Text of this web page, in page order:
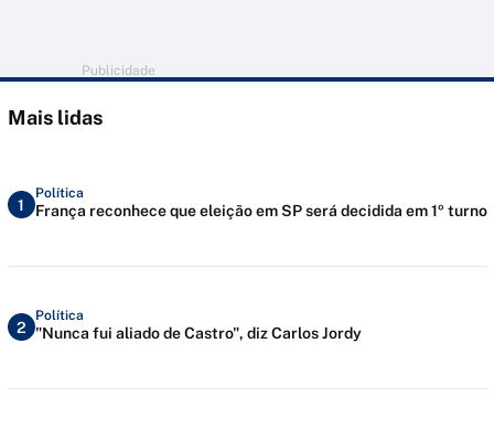
Publicidade
Mais lidas
1
Política
França reconhece que eleição em SP será decidida em 1º turno
2
Política
"Nunca fui aliado de Castro", diz Carlos Jordy